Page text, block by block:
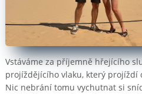
Vstáváme za příjemně hřejícího
projíždějícího vlaku, který projíždí
Nic nebrání tomu vychutnat si